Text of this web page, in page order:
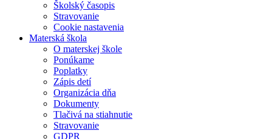
Školský časopis
Stravovanie
Cookie nastavenia
Materská škola
O materskej škole
Ponúkame
Poplatky
Zápis detí
Organizácia dňa
Dokumenty
Tlačivá na stiahnutie
Stravovanie
GDPR